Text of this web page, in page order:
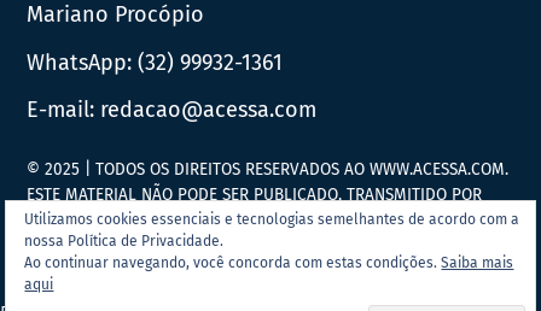
Mariano Procópio
WhatsApp:(32) 99932-1361
E-mail: redacao@acessa.com
Utilizamos cookies essenciais e tecnologias semelhantes de acordo com a
nossa Política de Privacidade.
Ao continuar navegando, você concorda com estas condições.Saiba mais
aqui
© 2025 | TODOS OS DIREITOS RESERVADOS AO WWW.ACESSA.COM.
ESTE MATERIAL NÃO PODE SER PUBLICADO, TRANSMITIDO POR
BROADCAST, REESCRITO OU REDISTRIBUÍDO SEM PRÉVIA
AUTORIZAÇÃO.